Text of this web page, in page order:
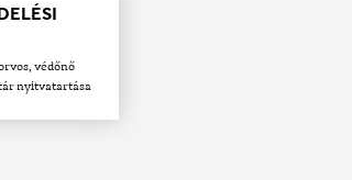
védőnő
nyitvatartása